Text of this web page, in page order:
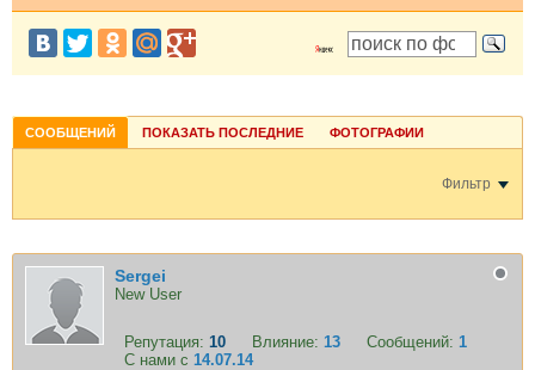
СООБЩЕНИЙ ПОКАЗАТЬ ПОСЛЕДНИЕ ФОТОГРАФИИ
Фильтр
Sergei
New User
Репутация: 10 Влияние: 13 Сообщений: 1
С нами с 14.07.14